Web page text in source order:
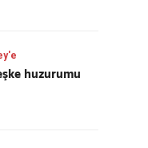
huzurumu